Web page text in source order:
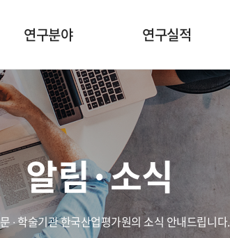
연구분야
원가·ES·개발부담금
학술
리서치
평생교육원
연구실적
원가·ES·개발부담금
리서치
알림·소식
∙ 학술기관 한국산업평가원의 소식 안내드립니다.